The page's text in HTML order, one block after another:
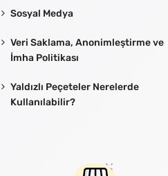
Sosyal Medya
Veri Saklama, Anonimleştirme ve
İmha Politikası
Yaldızlı Peçeteler Nerelerde
Kullanılabilir?